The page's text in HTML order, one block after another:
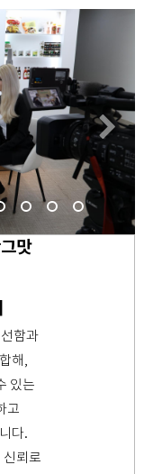
맛
함과
해,
있는
고
다.
신뢰로